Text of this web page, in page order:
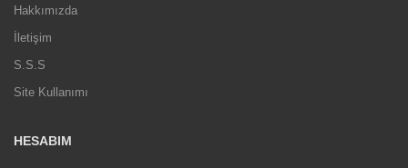
Hakkımızda
İletişim
S.S.S
Site Kullanımı
HESABIM